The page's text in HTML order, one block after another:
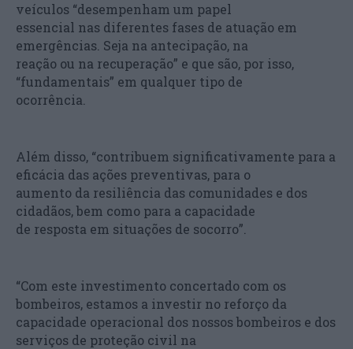
veículos “desempenham um papel
essencial nas diferentes fases de atuação em
emergências. Seja na antecipação, na
reação ou na recuperação” e que são, por isso,
“fundamentais” em qualquer tipo de
ocorrência.
Além disso, “contribuem significativamente para a
eficácia das ações preventivas, para o
aumento da resiliência das comunidades e dos
cidadãos, bem como para a capacidade
de resposta em situações de socorro”.
“Com este investimento concertado com os
bombeiros, estamos a investir no reforço da
capacidade operacional dos nossos bombeiros e dos
serviços de proteção civil na